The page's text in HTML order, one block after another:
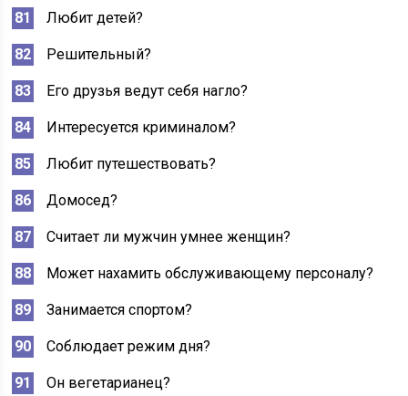
Любит детей?
Решительный?
Его друзья ведут себя нагло?
Интересуется криминалом?
Любит путешествовать?
Домосед?
Считает ли мужчин умнее женщин?
Может нахамить обслуживающему персоналу?
Занимается спортом?
Соблюдает режим дня?
Он вегетарианец?